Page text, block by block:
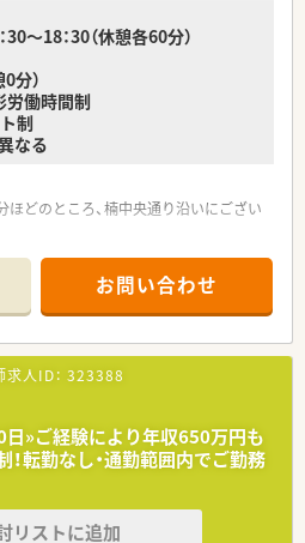
30～18：30（休憩各60分）
分）
働時間制
制
なる
どのところ、楠中央通り沿いにござい
ちの1つで比較的こじんまりとした店
複数あり協力して店舗運営されていま
応援にてご勤務頂く場合もございま
です。
等にて適性をみて最終決定いたしま
での配属となる可能性もございま
お問い合わせ
人ID： 323388
日»ご経験により年収650万円も
転勤なし・通勤範囲内でご勤務
リストに追加